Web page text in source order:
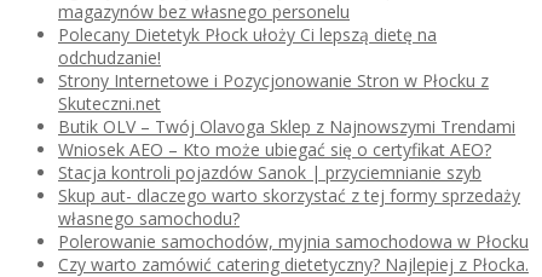
magazynów bez własnego personelu
Polecany Dietetyk Płock ułoży Ci lepszą dietę na
odchudzanie!
Strony Internetowe i Pozycjonowanie Stron w Płocku z
Skuteczni.net
Butik OLV – Twój Olavoga Sklep z Najnowszymi Trendami
Wniosek AEO – Kto może ubiegać się o certyfikat AEO?
Stacja kontroli pojazdów Sanok | przyciemnianie szyb
Skup aut- dlaczego warto skorzystać z tej formy sprzedaży
własnego samochodu?
Polerowanie samochodów, myjnia samochodowa w Płocku
Czy warto zamówić catering dietetyczny? Najlepiej z Płocka.